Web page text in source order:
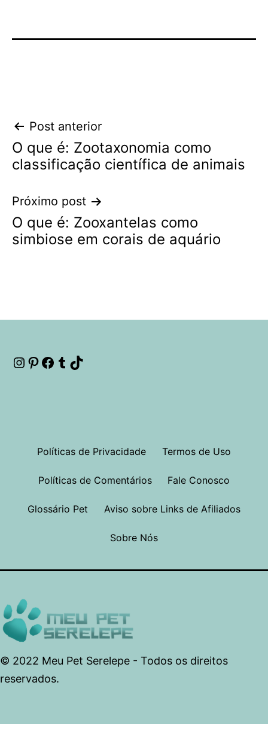
Navegação
de
Post anterior
O que é: Zootaxonomia como
classificação científica de animais
Próximo post
O que é: Zooxantelas como
simbiose em corais de aquário
Instagram
Pinterest
Facebook
Tumblr
Políticas de Privacidade Termos de Uso
Políticas de Comentários Fale Conosco
Glossário Pet Aviso sobre Links de Afiliados
Sobre Nós
© 2022 Meu Pet Serelepe - Todos os direitos
reservados.